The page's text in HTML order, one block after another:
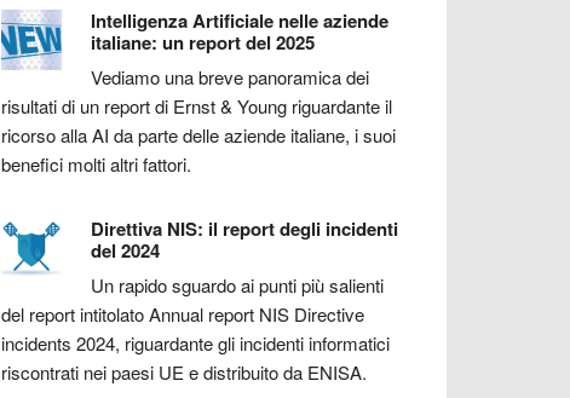
Intelligenza Artificiale nelle aziende
italiane: un report del 2025
Vediamo una breve panoramica dei
risultati di un report di Ernst & Young riguardante il
ricorso alla AI da parte delle aziende italiane, i suoi
benefici molti altri fattori.
Direttiva NIS: il report degli incidenti
del 2024
Un rapido sguardo ai punti più salienti
del report intitolato Annual report NIS Directive
incidents 2024, riguardante gli incidenti informatici
riscontrati nei paesi UE e distribuito da ENISA.